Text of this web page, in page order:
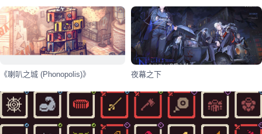
《喇叭之城 (Phonopolis)》 夜幕之下